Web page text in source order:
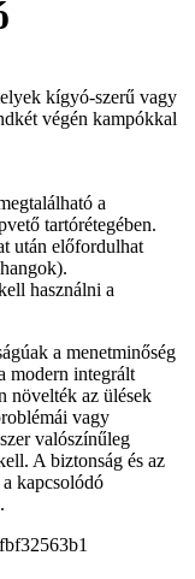
kígyó-szerű vagy
végén kampókkal
a
tartórétegében.
után előfordulhat
használni a
a menetminőség
modern integrált
növelték az ülések
vagy
valószínűleg
A biztonság és az
kapcsolódó